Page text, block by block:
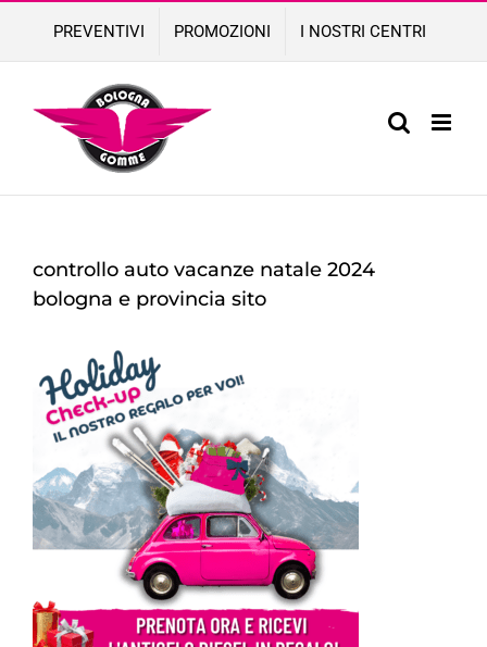
content
PREVENTIVI PROMOZIONI I NOSTRI CENTRI
controllo auto vacanze natale 2024
bologna e provincia sito